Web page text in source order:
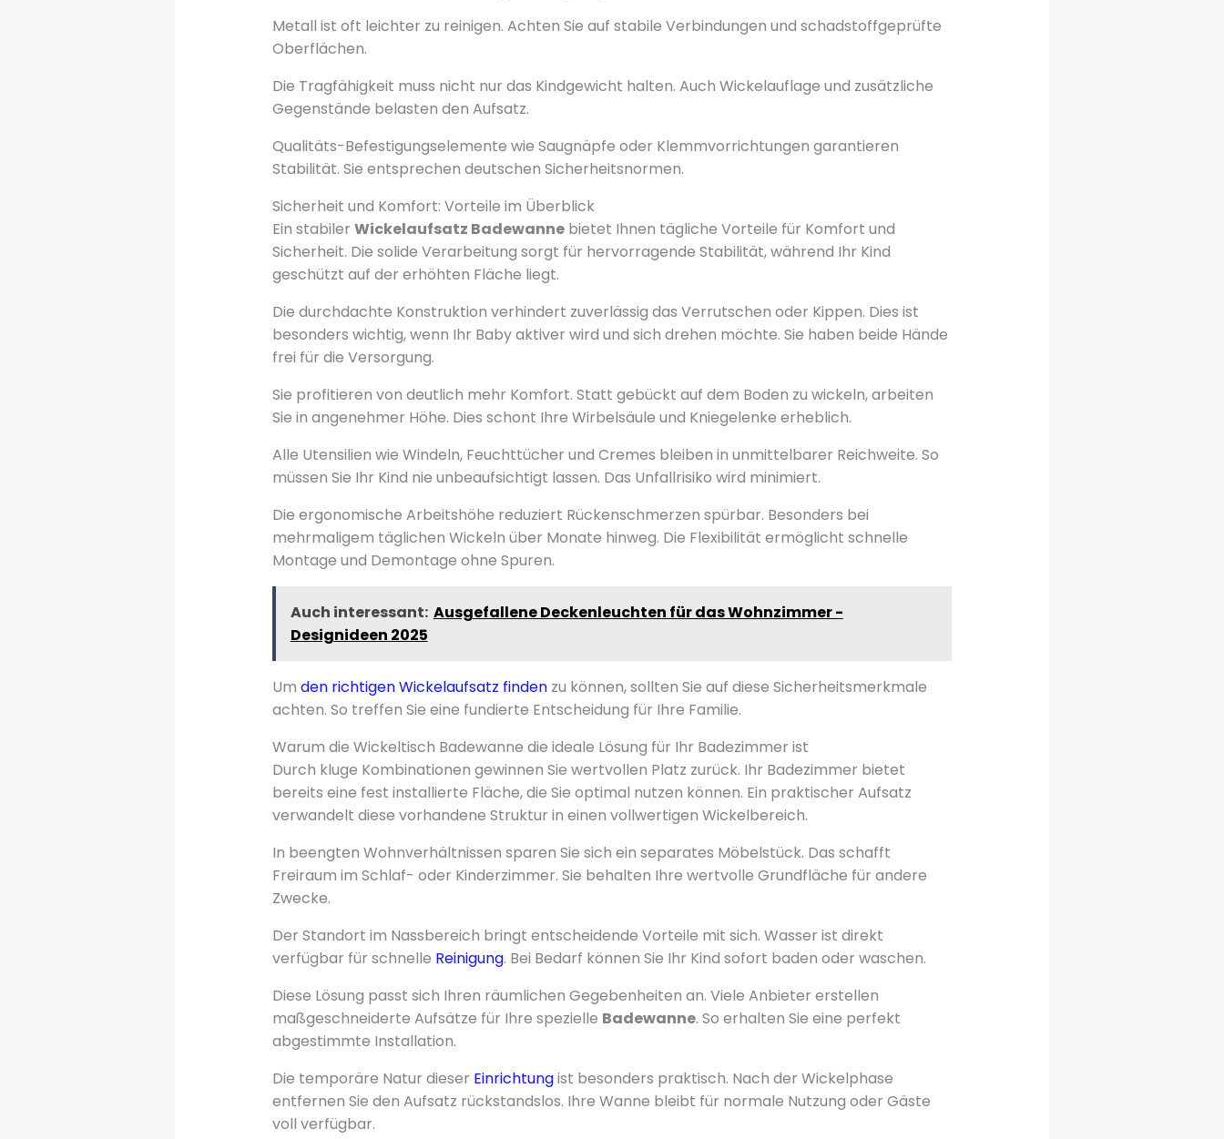
Metall ist oft leichter zu reinigen. Achten Sie auf stabile Verbindungen und schadstoffgeprüfte
Oberflächen.
Die Tragfähigkeit muss nicht nur das Kindgewicht halten. Auch Wickelauflage und zusätzliche
Gegenstände belasten den Aufsatz.
Qualitäts-Befestigungselemente wie Saugnäpfe oder Klemmvorrichtungen garantieren
Stabilität. Sie entsprechen deutschen Sicherheitsnormen.
Sicherheit und Komfort: Vorteile im Überblick
Ein stabiler Wickelaufsatz Badewannebietet Ihnen tägliche Vorteile für Komfort und
Sicherheit. Die solide Verarbeitung sorgt für hervorragende Stabilität, während Ihr Kind
geschützt auf der erhöhten Fläche liegt.
Die durchdachte Konstruktion verhindert zuverlässig das Verrutschen oder Kippen. Dies ist
besonders wichtig, wenn Ihr Baby aktiver wird und sich drehen möchte. Sie haben beide Hände
frei für die Versorgung.
Sie profitieren von deutlich mehr Komfort. Statt gebückt auf dem Boden zu wickeln, arbeiten
Sie in angenehmer Höhe. Dies schont Ihre Wirbelsäule und Kniegelenke erheblich.
Alle Utensilien wie Windeln, Feuchttücher und Cremes bleiben in unmittelbarer Reichweite. So
müssen Sie Ihr Kind nie unbeaufsichtigt lassen. Das Unfallrisiko wird minimiert.
Die ergonomische Arbeitshöhe reduziert Rückenschmerzen spürbar. Besonders bei
mehrmaligem täglichen Wickeln über Monate hinweg. Die Flexibilität ermöglicht schnelle
Montage und Demontage ohne Spuren.
Auch interessant: Ausgefallene Deckenleuchten für das Wohnzimmer -
Designideen 2025
Um den richtigen Wickelaufsatz findenzu können, sollten Sie auf diese Sicherheitsmerkmale
achten. So treffen Sie eine fundierte Entscheidung für Ihre Familie.
Warum die Wickeltisch Badewanne die ideale Lösung für Ihr Badezimmer ist
Durch kluge Kombinationen gewinnen Sie wertvollen Platz zurück. Ihr Badezimmer bietet
bereits eine fest installierte Fläche, die Sie optimal nutzen können. Ein praktischer Aufsatz
verwandelt diese vorhandene Struktur in einen vollwertigen Wickelbereich.
In beengten Wohnverhältnissen sparen Sie sich ein separates Möbelstück. Das schafft
Freiraum im Schlaf- oder Kinderzimmer. Sie behalten Ihre wertvolle Grundfläche für andere
Zwecke.
Der Standort im Nassbereich bringt entscheidende Vorteile mit sich. Wasser ist direkt
verfügbar für schnelle Reinigung. Bei Bedarf können Sie Ihr Kind sofort baden oder waschen.
Diese Lösung passt sich Ihren räumlichen Gegebenheiten an. Viele Anbieter erstellen
maßgeschneiderte Aufsätze für Ihre spezielle Badewanne. So erhalten Sie eine perfekt
abgestimmte Installation.
Die temporäre Natur dieser Einrichtungist besonders praktisch. Nach der Wickelphase
entfernen Sie den Aufsatz rückstandslos. Ihre Wanne bleibt für normale Nutzung oder Gäste
voll verfügbar.